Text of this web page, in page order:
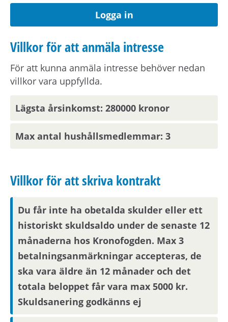
Om hyresvärden har villkor om antal
hushållsmedlemmar hämtar och behandlar vi
familjeuppgifter om dig, din registrerade
medboende och eventuella barn.
en helgdag eller en röd dag sker inflyttning
behöver du visa att din arbetsplats ligger inom
pendlingsavstånd från bostaden.
Parkering
Lediga parkeringsplatser publiceras på
hyresvärdens hemsida.
Visningsinformation
Om du är en av dem som blir aktuell för en
Logga in
Villkor för att anmäla intresse
För att kunna anmäla intresse behöver nedan
villkor vara uppfyllda.
Lägsta årsinkomst: 280000 kronor
Max antal hushållsmedlemmar: 3
Villkor för att skriva kontrakt
Du får inte ha obetalda skulder eller ett
historiskt skuldsaldo under de senaste 12
månaderna hos Kronofogden. Max 3
betalningsanmärkningar accepteras, de
ska vara äldre än 12 månader och det
totala beloppet får vara max 5000 kr.
Skuldsanering godkänns ej